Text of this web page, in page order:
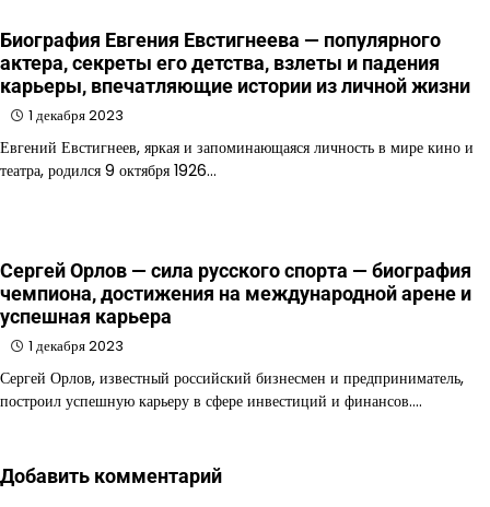
Биография Евгения Евстигнеева — популярного
актера, секреты его детства, взлеты и падения
карьеры, впечатляющие истории из личной жизни
1 декабря 2023
Евгений Евстигнеев, яркая и запоминающаяся личность в мире кино и
театра, родился 9 октября 1926…
Сергей Орлов — сила русского спорта — биография
чемпиона, достижения на международной арене и
успешная карьера
1 декабря 2023
Сергей Орлов, известный российский бизнесмен и предприниматель,
построил успешную карьеру в сфере инвестиций и финансов.…
Добавить комментарий